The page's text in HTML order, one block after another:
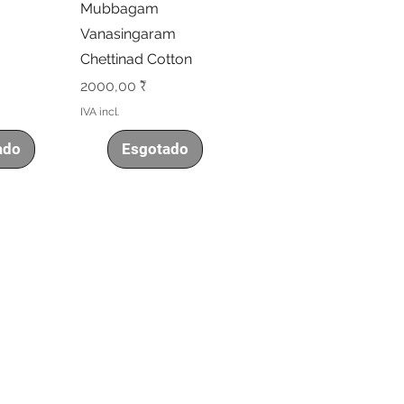
Mubbagam
Vanasingaram
Chettinad Cotton
Preço
2000,00 ₹
IVA incl.
Esgotado